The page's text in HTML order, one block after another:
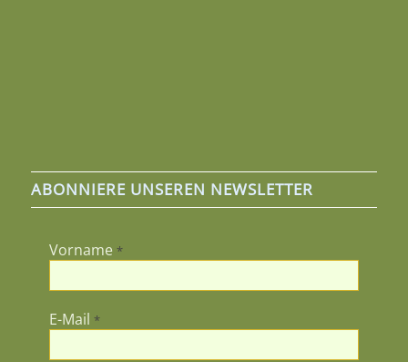
ABONNIERE UNSEREN NEWSLETTER
Vorname *
E-Mail *